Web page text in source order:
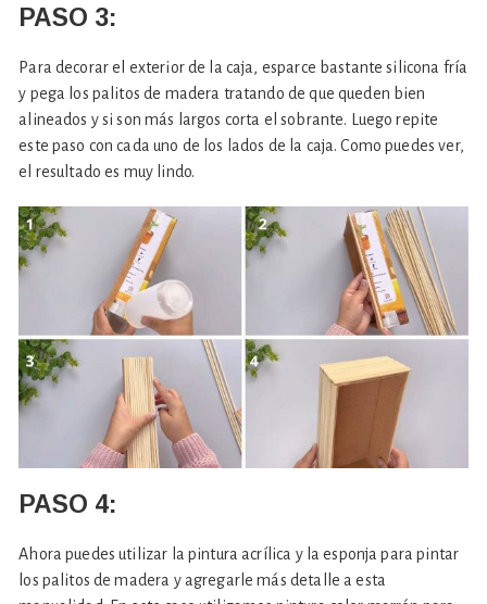
PASO 3:
Para decorar el exterior de la caja, esparce bastante silicona fría
y pega los palitos de madera tratando de que queden bien
alineados y si son más largos corta el sobrante. Luego repite
este paso con cada uno de los lados de la caja. Como puedes ver,
el resultado es muy lindo.
PASO 4:
Ahora puedes utilizar la pintura acrílica y la esponja para pintar
los palitos de madera y agregarle más detalle a esta